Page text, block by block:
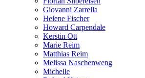
Giovanni Zarrella
Helene Fischer
Howard Carpendale
Kerstin Ott
Marie Reim
Matthias Reim
Melissa Naschenweng
Michelle